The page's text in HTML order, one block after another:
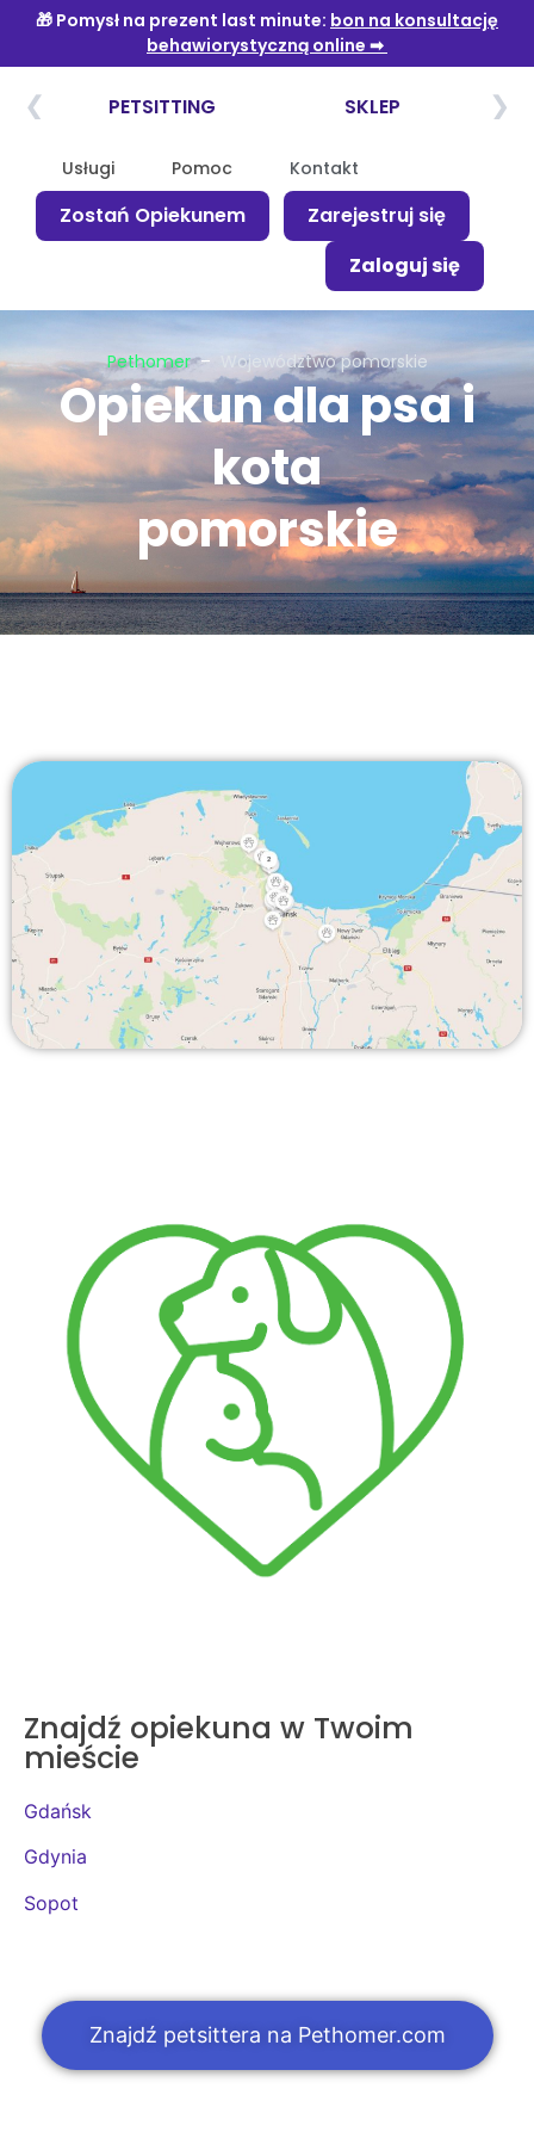
Usługi Pomoc Kontakt
Zostań Opiekunem
Zarejestruj się
Zaloguj się
Pethomer – Województwo pomorskie
Opiekun dla psa i
kota
pomorskie
Znajdź opiekuna w Twoim
mieście
Gdańsk
Gdynia
Sopot
Znajdź petsittera na Pethomer.com